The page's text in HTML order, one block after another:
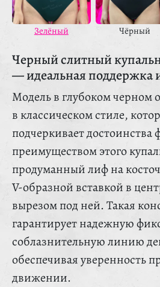
Зелёный Чёрный
Черный слитный
— идеальная поддержка
Модель в глубоком черном
в классическом стиле,
подчеркивает
преимуществом этого
продуманный лиф на
V-образной вставкой в
вырезом под ней. Такая
гарантирует надежную
соблазнительную линию
обеспечивая уверенность
движении.